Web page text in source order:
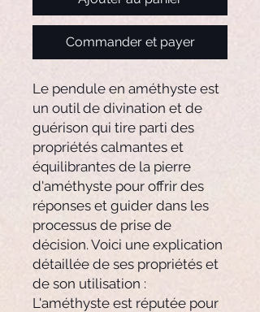
Commander et payer
Le pendule en améthyste est
un outil de divination et de
guérison qui tire parti des
propriétés calmantes et
équilibrantes de la pierre
d'améthyste pour offrir des
réponses et guider dans les
processus de prise de
décision. Voici une explication
détaillée de ses propriétés et
de son utilisation :
L'améthyste est réputée pour